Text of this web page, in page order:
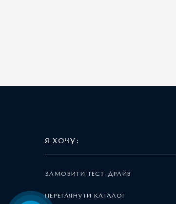
Я ХОЧУ:
ЗАМОВИТИ ТЕСТ-ДРАЙВ
ПЕРЕГЛЯНУТИ КАТАЛОГ